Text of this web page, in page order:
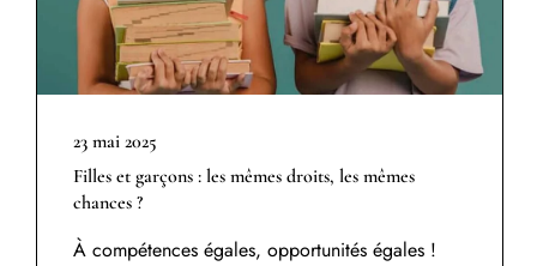
23 mai 2025
Filles et garçons : les mêmes droits, les mêmes
chances ?
À compétences égales, opportunités égales !